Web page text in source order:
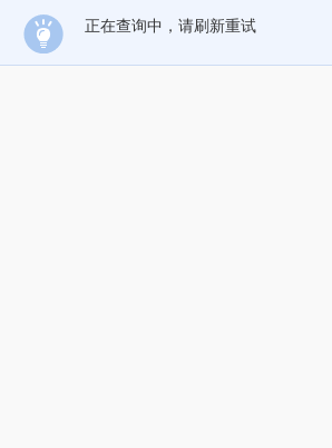
正在查询中，请刷新重试